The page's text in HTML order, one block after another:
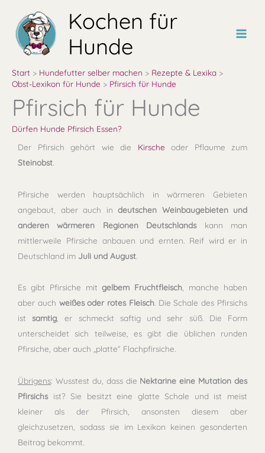
Inhalt
springen
Kochen für
Hunde
Start Hundefutter selber machen
Rezepte & Lexika
Obst-Lexikon für Hunde
Pfirsich für Hunde
Pfirsich für Hunde
Dürfen Hunde Pfirsich Essen?
Der Pfirsich gehört wie die Kirsche oder Pflaume zum
Steinobst.
Pfirsiche werden hauptsächlich in wärmeren Gebieten
angebaut, aber auch in deutschen Weinbaugebieten und
anderen wärmeren Regionen Deutschlandskann man
mittlerweile Pfirsiche anbauen und ernten. Reif wird er in
Deutschland im Juli und August
Es gibt Pfirsiche mitgelbem Fruchtfleisch , manche haben
aber auch weißes oder rotes Fleisch. Die Schale des Pfirsichs
istsamtig , er schmeckt saftig und sehr süß. Die Form
unterscheidet sich teilweise, es gibt die üblichen runden
Pfirsiche, aber auch „platte“ Flachpfirsiche.
Übrigens: Wusstest du, dass die Nektarine eine Mutation des
Pfirsichsist? Sie besitzt eine glatte Schale und ist meist
kleiner als der Pfirsich, ansonsten diesem aber
gleichzusetzen, sodass sie im Lexikon keinen gesonderten
Beitrag bekommt.